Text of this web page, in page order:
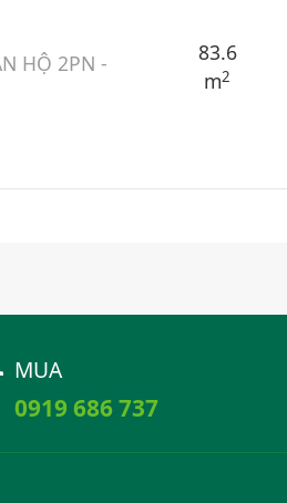
HỘ 2PN -
83.6
m2
MUA
0919 686 737